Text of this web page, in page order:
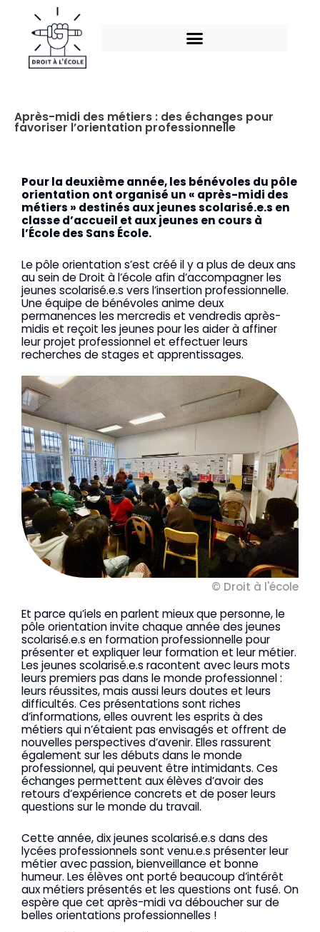
contenu
Après-midi des métiers : des échanges pour
favoriser l’orientation professionnelle
Pour la deuxième année, les bénévoles du pôle
orientation ont organisé un « après-midi des
métiers » destinés aux jeunes scolarisé.e.s en
classe d’accueil et aux jeunes en cours à
l’École des Sans École.
Le pôle orientation s’est créé il y a plus de deux ans
au sein de Droit à l’école afin d’accompagner les
jeunes scolarisé.e.s vers l’insertion professionnelle.
Une équipe de bénévoles anime deux
permanences les mercredis et vendredis après-
midis et reçoit les jeunes pour les aider à affiner
leur projet professionnel et effectuer leurs
recherches de stages et apprentissages.
© Droit à l'école
Et parce qu’iels en parlent mieux que personne, le
pôle orientation invite chaque année des jeunes
scolarisé.e.s en formation professionnelle pour
présenter et expliquer leur formation et leur métier.
Les jeunes scolarisé.e.s racontent avec leurs mots
leurs premiers pas dans le monde professionnel :
leurs réussites, mais aussi leurs doutes et leurs
difficultés. Ces présentations sont riches
d’informations, elles ouvrent les esprits à des
métiers qui n’étaient pas envisagés et offrent de
nouvelles perspectives d’avenir. Elles rassurent
également sur les débuts dans le monde
professionnel, qui peuvent être intimidants. Ces
échanges permettent aux élèves d’avoir des
retours d’expérience concrets et de poser leurs
questions sur le monde du travail.
Cette année, dix jeunes scolarisé.e.s dans des
lycées professionnels sont venu.e.s présenter leur
métier avec passion, bienveillance et bonne
humeur. Les élèves ont porté beaucoup d’intérêt
aux métiers présentés et les questions ont fusé. On
espère que cet après-midi va déboucher sur de
belles orientations professionnelles !